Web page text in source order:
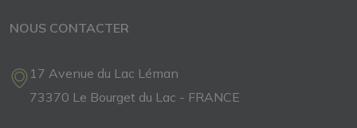
NOUS CONTACTER
17 Avenue du Lac Léman
73370 Le Bourget du Lac - FRANCE